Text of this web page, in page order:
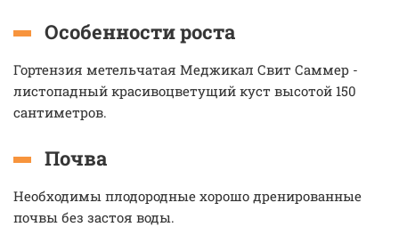
Особенности роста
Гортензия метельчатая Меджикал Свит Саммер -
листопадный красивоцветущий куст высотой 150
сантиметров.
Почва
Необходимы плодородные хорошо дренированные
почвы без застоя воды.